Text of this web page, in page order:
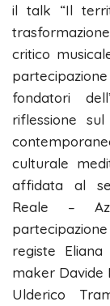
il talk “Il
critico
fondatori
riflessione
culturale
affidata al
Reale –
registe
maker Davide
Ulderico